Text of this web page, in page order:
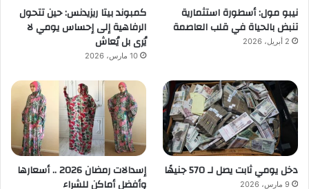
نيبو مول: أسطورة استثمارية
تنبض بالحياة في قلب العاصمة
2 أبريل، 2026
كمبوند بيتا ريزيدنس: حين تتحول
الرفاهية إلى إحساس يومي لا
يُرى بل يُعاش
10 مارس، 2026
دخل يومي ثابت يصل لـ 570 جنيهًا
9 مارس، 2026
إسدالات رمضان 2026 .. أسعارها
وأفضل أماكن للشراء